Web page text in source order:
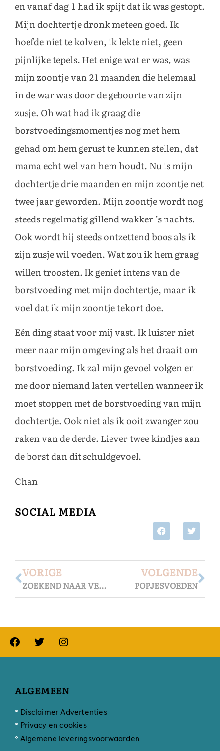
en vanaf dag 1 had ik spijt dat ik was gestopt.
Mijn dochtertje dronk meteen goed. Ik
hoefde niet te kolven, ik lekte niet, geen
pijnlijke tepels. Het enige wat er was, was
mijn zoontje van 21 maanden die helemaal
in de war was door de geboorte van zijn
zusje. Oh wat had ik graag die
borstvoedingsmomentjes nog met hem
gehad om hem gerust te kunnen stellen, dat
mama echt wel van hem houdt. Nu is mijn
dochtertje drie maanden en mijn zoontje net
twee jaar geworden. Mijn zoontje wordt nog
steeds regelmatig gillend wakker ’s nachts.
Ook wordt hij steeds ontzettend boos als ik
zijn zusje wil voeden. Wat zou ik hem graag
willen troosten. Ik geniet intens van de
borstvoeding met mijn dochtertje, maar ik
voel dat ik mijn zoontje tekort doe.
Eén ding staat voor mij vast. Ik luister niet
meer naar mijn omgeving als het draait om
borstvoeding. Ik zal mijn gevoel volgen en
me door niemand laten vertellen wanneer ik
moet stoppen met de borstvoeding van mijn
dochtertje. Ook niet als ik ooit zwanger zou
raken van de derde. Liever twee kindjes aan
de borst dan dit schuldgevoel.
Chan
SOCIAL MEDIA
VORIGE
ZOEKEND NAAR VERBINDING
VOLGENDE
POPJESVOEDEN
ALGEMEEN
Disclaimer Advertenties
Privacy en cookies
Algemene leveringsvoorwaarden